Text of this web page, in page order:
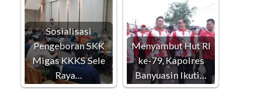
Sosialisasi
Pengeboran SKK
Migas KKKS Sele
Raya…
Menyambut Hut RI
ke-79, Kapolres
Banyuasin Ikuti…